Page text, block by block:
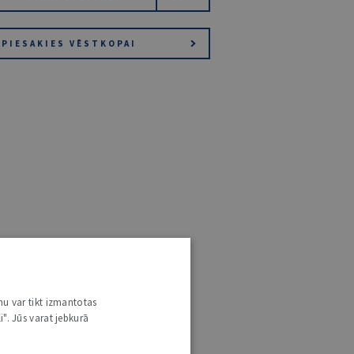
PIESAKIES VĒSTKOPAI
var tikt izmantotas
Jūs varat jebkurā